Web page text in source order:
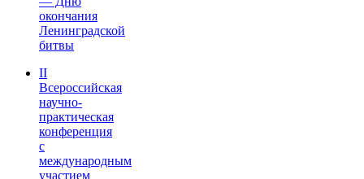
окончания
Ленинградской
битвы
II
Всероссийская
научно-
практическая
конференция
с
международным
участием